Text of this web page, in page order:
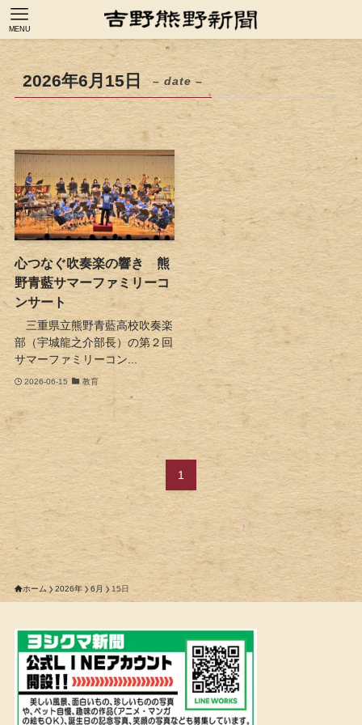
MENU
2026年6月15日 – date –
心つなぐ吹奏楽の響き 熊
野青藍サマーファミリーコ
ンサート
三重県立熊野青藍高校吹奏楽
部（宇城龍之介部長）の第２回
サマーファミリーコン...
2026-06-15 教育
1
ホーム 2026年 6月 15日